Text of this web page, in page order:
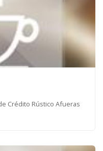
Crédito Rústico Afueras